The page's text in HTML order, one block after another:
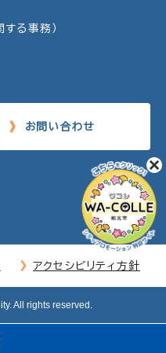
る事務）
お問い合わせ
アクセシビリティ方針
All rights reserved.